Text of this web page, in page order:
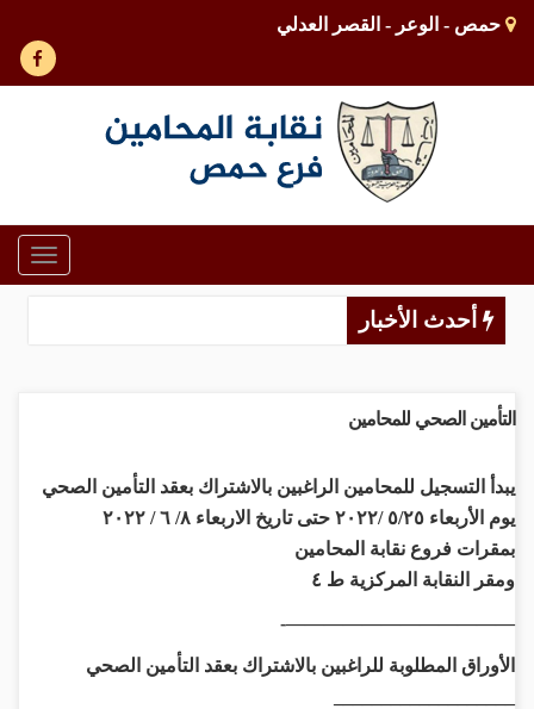
حمص - الوعر - القصر العدلي
أحدث الأخبار
التأمين الصحي للمحامين
يبدأ التسجيل للمحامين الراغبين بالاشتراك بعقد التأمين الصحي
يوم الأربعاء ٥/٢٥ /٢٠٢٢ حتى تاريخ الاربعاء ٨/ ٦ / ٢٠٢٢
بمقرات فروع نقابة المحامين
ومقر النقابة المركزية ط ٤
————————————-
الأوراق المطلوبة للراغبين بالاشتراك بعقد التأمين الصحي